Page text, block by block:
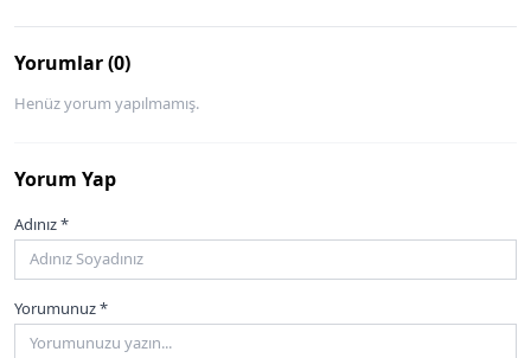
Yorumlar (0)
Henüz yorum yapılmamış.
Yorum Yap
Adınız *
Yorumunuz *